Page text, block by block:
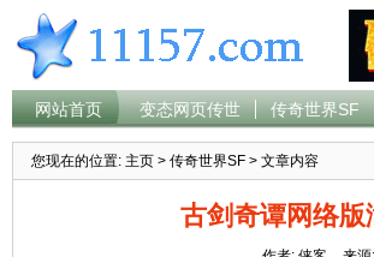
网站首页 变态网页传世 传奇世界SF
您现在的位置: 主页 > 传奇世界SF > 文章内容
古剑奇谭网络